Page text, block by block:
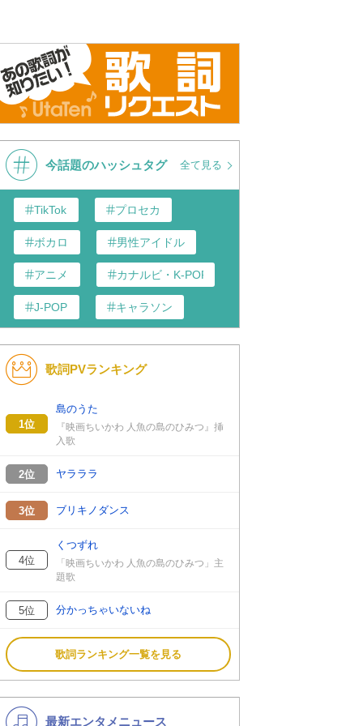
今話題のハッシュタグ 全て見る
TikTok プロセカ
ボカロ 男性アイドル
アニメ カナルビ・K-POP和訳
J-POP キャラソン
K-POP 洋楽
バンド
VTuber
歌詞PVランキング
1位
島のうた
『映画ちいかわ 人魚の島のひみつ』挿
入歌
2位 ヤラララ
3位 ブリキノダンス
4位
くつずれ
「映画ちいかわ 人魚の島のひみつ」主
題歌
5位 分かっちゃいないね
歌詞ランキング一覧を見る
最新エンタメニュース